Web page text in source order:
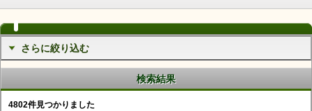
さらに絞り込む
検索結果
4802件見つかりました